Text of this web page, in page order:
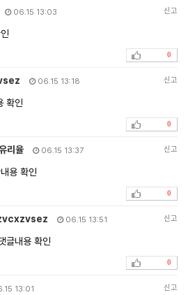
06.15 13:03 신고
0
06.15 13:18 신고
확인
0
리율 06.15 13:37 신고
용 확인
0
06.15 13:51 신고
글내용 확인
0
13:01 신고